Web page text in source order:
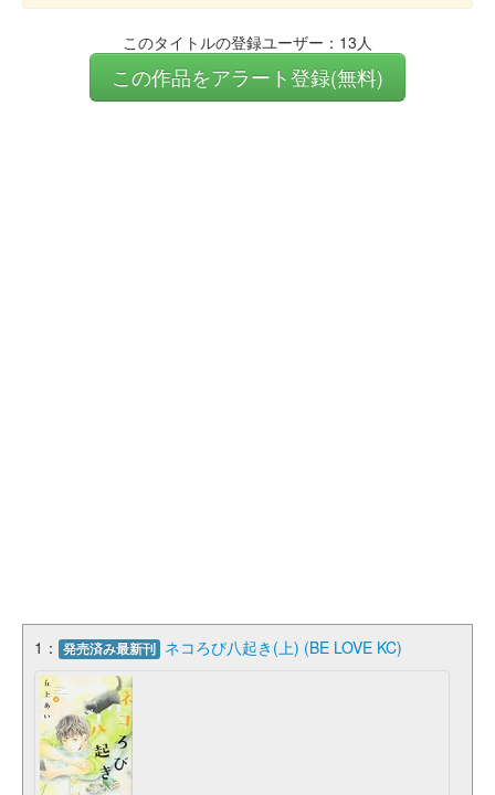
このタイトルの登録ユーザー：13人
この作品をアラート登録(無料)
1： 発売済み最新刊 ネコろび八起き(上) (BE LOVE KC)